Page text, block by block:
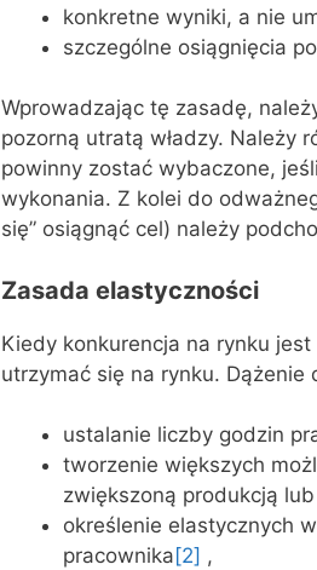
konkretne wyniki, a nie
szczególne osiągnięcia
Wprowadzając tę zasadę,
pozorną utratą władzy. Należy
powinny zostać wybaczone,
wykonania. Z kolei do
się” osiągnąć cel) należy
Zasada elastyczności
Kiedy konkurencja na rynku
utrzymać się na rynku.
ustalanie liczby godzin
tworzenie większych
zwiększoną produkcją
określenie elastycznych
pracownika [2] ,